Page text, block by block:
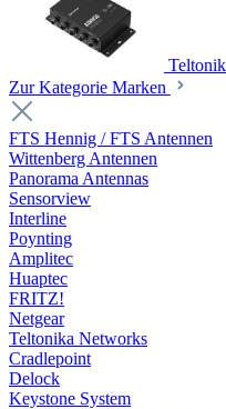
Zur Kategorie Marken
FTS Hennig / FTS Antennen
Wittenberg Antennen
Panorama Antennas
Sensorview
Interline
Poynting
Amplitec
Huaptec
FRITZ!
Netgear
Teltonika Networks
Cradlepoint
Delock
Keystone System